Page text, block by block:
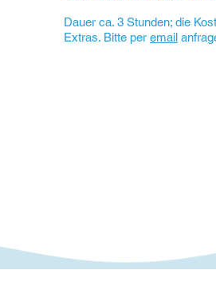
Dauer ca. 3 Stunden; die
Extras. Bitte per email